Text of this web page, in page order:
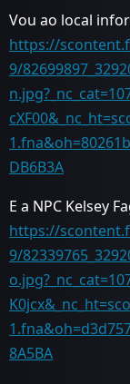
Vou ao local
https://
9/
DB6B3A
E a NPC Kelsey
https://
9/
8A5BA